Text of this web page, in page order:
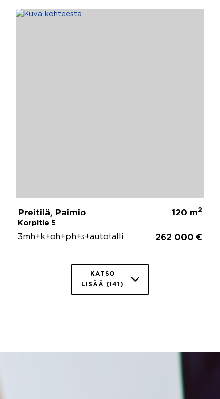
Preitilä, Paimio
Korpitie 5
120 m2
3mh+k+oh+ph+s+autotalli 262 000 €
KATSO
LISÄÄ (141)